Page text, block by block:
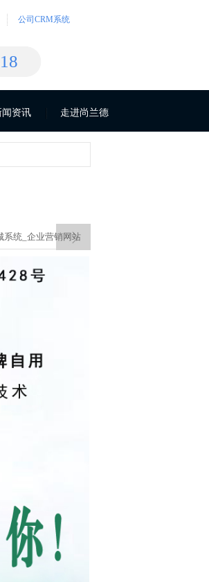
公司CRM系统
闻资讯 走进尚兰德
统_ 企业营销网站